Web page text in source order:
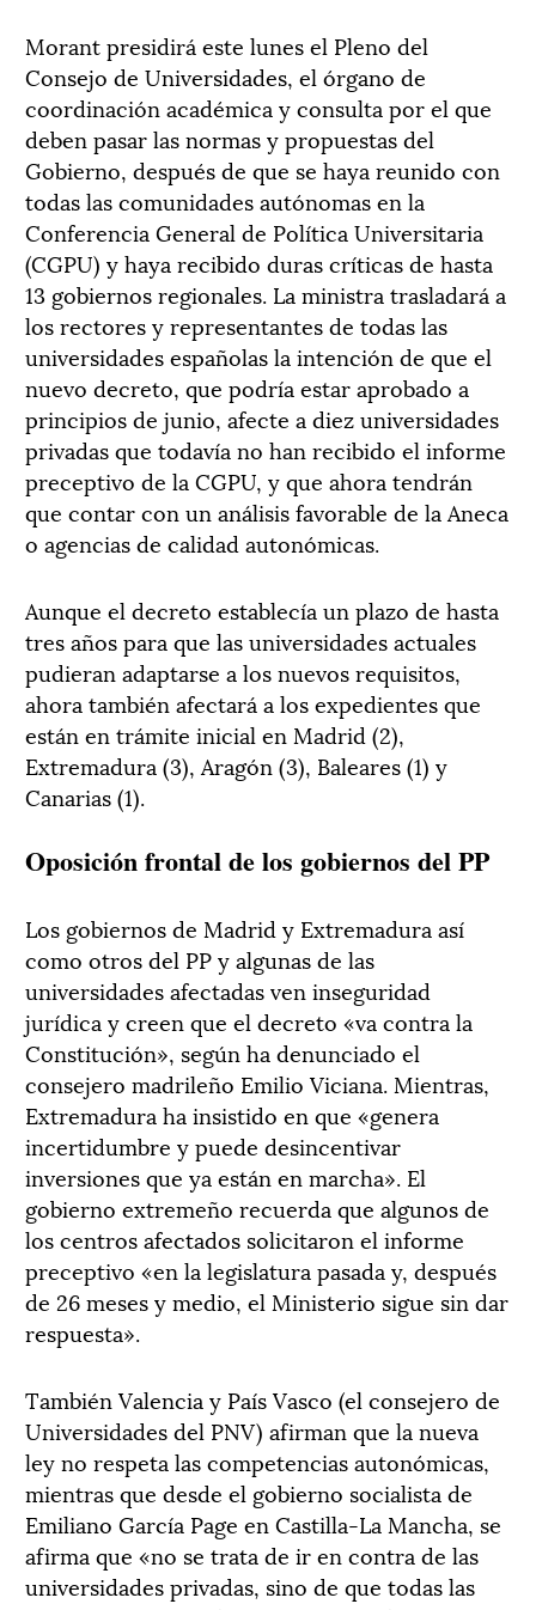
Morant presidirá este lunes el Pleno del
Consejo de Universidades, el órgano de
coordinación académica y consulta por el que
deben pasar las normas y propuestas del
Gobierno, después de que se haya reunido con
todas las comunidades autónomas en la
Conferencia General de Política Universitaria
(CGPU) y haya recibido duras críticas de hasta
13 gobiernos regionales. La ministra trasladará a
los rectores y representantes de todas las
universidades españolas la intención de que el
nuevo decreto, que podría estar aprobado a
principios de junio, afecte a diez universidades
privadas que todavía no han recibido el informe
preceptivo de la CGPU, y que ahora tendrán
que contar con un análisis favorable de la Aneca
o agencias de calidad autonómicas.
Aunque el decreto establecía un plazo de hasta
tres años para que las universidades actuales
pudieran adaptarse a los nuevos requisitos,
ahora también afectará a los expedientes que
están en trámite inicial en Madrid (2),
Extremadura (3), Aragón (3), Baleares (1) y
Canarias (1).
Oposición frontal de los gobiernos del PP
Los gobiernos de Madrid y Extremadura así
como otros del PP y algunas de las
universidades afectadas ven inseguridad
jurídica y creen que el decreto «va contra la
Constitución», según ha denunciado el
consejero madrileño Emilio Viciana. Mientras,
Extremadura ha insistido en que «genera
incertidumbre y puede desincentivar
inversiones que ya están en marcha». El
gobierno extremeño recuerda que algunos de
los centros afectados solicitaron el informe
preceptivo «en la legislatura pasada y, después
de 26 meses y medio, el Ministerio sigue sin dar
respuesta».
También Valencia y País Vasco (el consejero de
Universidades del PNV) afirman que la nueva
ley no respeta las competencias autonómicas,
mientras que desde el gobierno socialista de
Emiliano García Page en Castilla-La Mancha, se
afirma que «no se trata de ir en contra de las
universidades privadas, sino de que todas las